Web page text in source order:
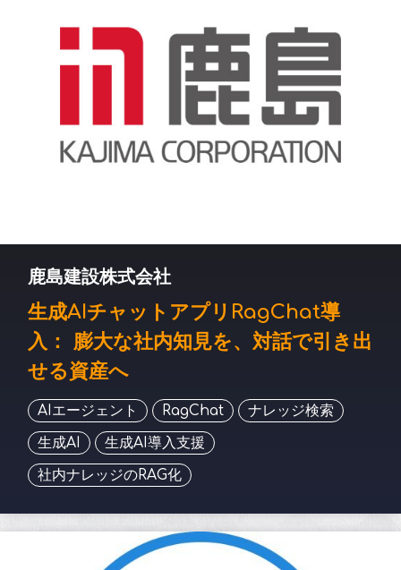
鹿島建設株式会社
生成AIチャットアプリRagChat導
入： 膨大な社内知見を、対話で引き出
せる資産へ
AIエージェント RagChat
ナレッジ検索
生成AI
生成AI導入支援
社内ナレッジのRAG化